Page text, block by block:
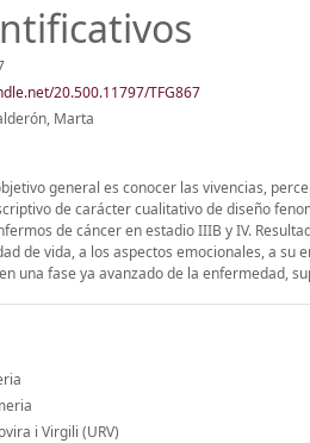
20.500.11797/TFG867
Marta
general es conocer las vivencias,
de carácter cualitativo de diseño
de cáncer en estadio IIIB y IV.
de vida, a los aspectos emocionales, a
una fase ya avanzado de la enfermedad,
i Virgili (URV)